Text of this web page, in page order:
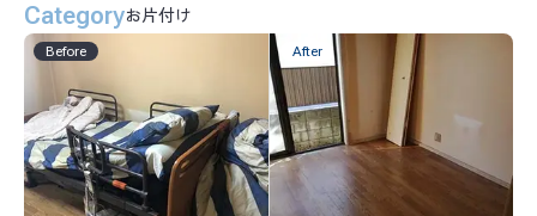
お電話でのお問い合わせ
0120-552-052
バイオリカバリー®は米国ABRAの規格を
日本国内向けに適応した空間衛生のための規格です
Categoryお片付け
Before After